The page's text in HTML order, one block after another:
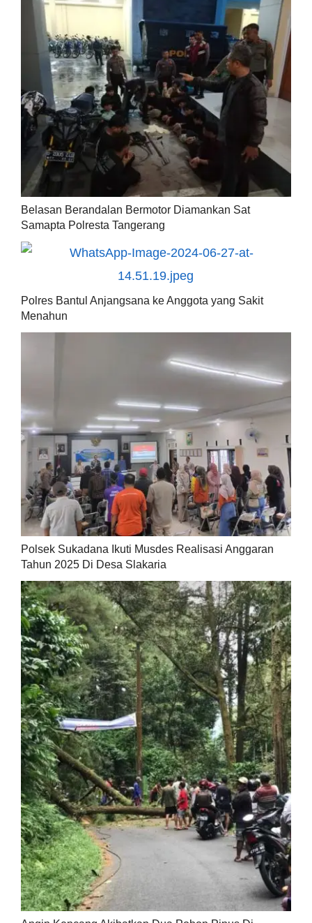
Belasan Berandalan Bermotor Diamankan Sat
Samapta Polresta Tangerang
Polres Bantul Anjangsana ke Anggota yang Sakit
Menahun
Polsek Sukadana Ikuti Musdes Realisasi Anggaran
Tahun 2025 Di Desa Slakaria